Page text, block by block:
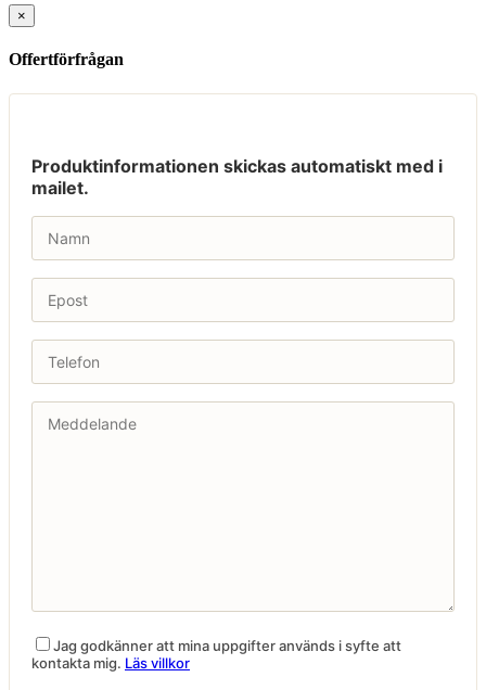
×
Offertförfrågan
Produktinformationen skickas automatiskt med i
mailet.
Jag godkänner att mina uppgifter används i syfte att
kontakta mig. Läs villkor